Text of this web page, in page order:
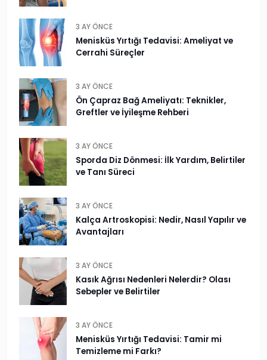
3 AY ÖNCE
Menisküs Yırtığı Tedavisi: Ameliyat ve
Cerrahi Süreçler
3 AY ÖNCE
Ön Çapraz Bağ Ameliyatı: Teknikler,
Greftler ve İyileşme Rehberi
3 AY ÖNCE
Sporda Diz Dönmesi: İlk Yardım, Belirtiler
ve Tanı Süreci
3 AY ÖNCE
Kalça Artroskopisi: Nedir, Nasıl Yapılır ve
Avantajları
3 AY ÖNCE
Kasık Ağrısı Nedenleri Nelerdir? Olası
Sebepler ve Belirtiler
3 AY ÖNCE
Menisküs Yırtığı Tedavisi: Tamir mi
Temizleme mi Farkı?